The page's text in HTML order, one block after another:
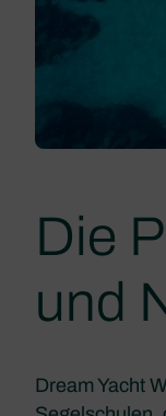
Die
und
Dream Yacht